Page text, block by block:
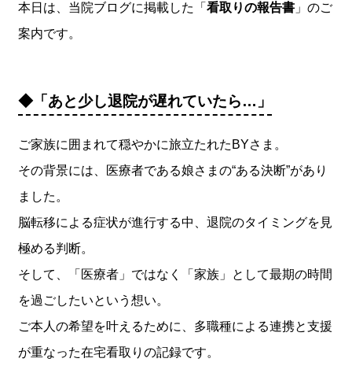
本日は、当院ブログに掲載した「看取りの報告書 」のご
案内です。
◆「あと少し退院が遅れていたら…」
ご家族に囲まれて穏やかに旅立たれたBYさま。
その背景には、医療者である娘さまの“ある決断”があり
ました。
脳転移による症状が進行する中、退院のタイミングを見
極める判断。
そして、「医療者」ではなく「家族」として最期の時間
を過ごしたいという想い。
ご本人の希望を叶えるために、多職種による連携と支援
が重なった在宅看取りの記録です。